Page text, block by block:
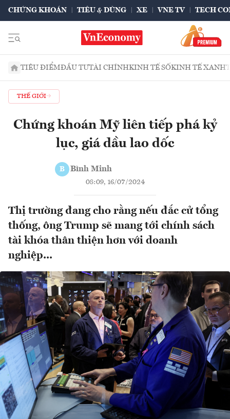
CHỨNG KHOÁN TIÊU & DÙNG XE VNE TV TECH
TIÊU ĐIỂMĐẦU TƯTÀI CHÍNHKINH TẾ SỐKINH TẾ XANH
THẾ GIỚI
Chứng khoán Mỹ liên tiếp phá kỷ
lục, giá dầu lao dốc
B Bình Minh
08:09, 16/07/2024
Thị trường đang cho rằng nếu đắc cử tổng
thống, ông Trump sẽ mang tới chính sách
tài khóa thân thiện hơn với doanh
nghiệp...